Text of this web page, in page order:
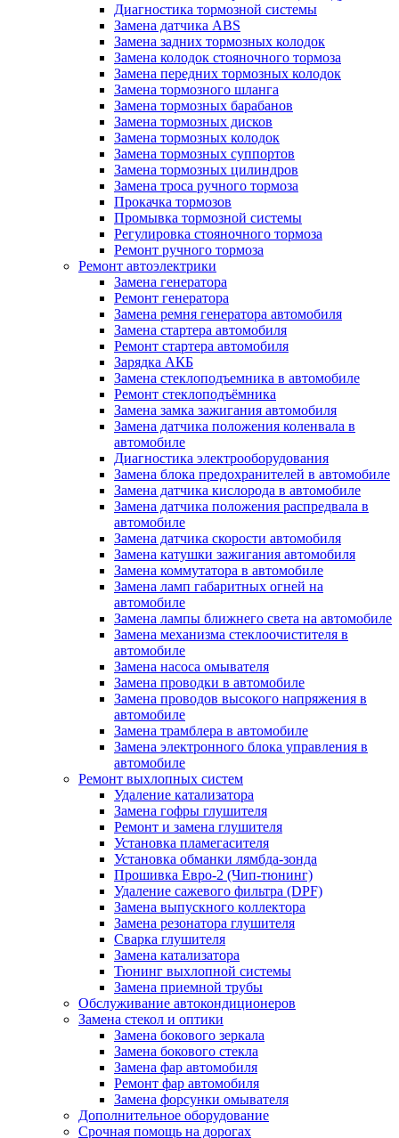
Диагностика тормозной системы
Замена датчика ABS
Замена задних тормозных колодок
Замена колодок стояночного тормоза
Замена передних тормозных колодок
Замена тормозного шланга
Замена тормозных барабанов
Замена тормозных дисков
Замена тормозных колодок
Замена тормозных суппортов
Замена тормозных цилиндров
Замена троса ручного тормоза
Прокачка тормозов
Промывка тормозной системы
Регулировка стояночного тормоза
Ремонт ручного тормоза
Ремонт автоэлектрики
Замена генератора
Ремонт генератора
Замена ремня генератора автомобиля
Замена стартера автомобиля
Ремонт стартера автомобиля
Зарядка АКБ
Замена стеклоподъемника в автомобиле
Ремонт стеклоподъёмника
Замена замка зажигания автомобиля
Замена датчика положения коленвала в
автомобиле
Диагностика электрооборудования
Замена блока предохранителей в автомобиле
Замена датчика кислорода в автомобиле
Замена датчика положения распредвала в
автомобиле
Замена датчика скорости автомобиля
Замена катушки зажигания автомобиля
Замена коммутатора в автомобиле
Замена ламп габаритных огней на
автомобиле
Замена лампы ближнего света на автомобиле
Замена механизма стеклоочистителя в
автомобиле
Замена насоса омывателя
Замена проводки в автомобиле
Замена проводов высокого напряжения в
автомобиле
Замена трамблера в автомобиле
Замена электронного блока управления в
автомобиле
Ремонт выхлопных систем
Удаление катализатора
Замена гофры глушителя
Ремонт и замена глушителя
Установка пламегасителя
Установка обманки лямбда-зонда
Прошивка Евро-2 (Чип-тюнинг)
Удаление сажевого фильтра (DPF)
Замена выпускного коллектора
Замена резонатора глушителя
Сварка глушителя
Замена катализатора
Тюнинг выхлопной системы
Замена приемной трубы
Обслуживание автокондиционеров
Замена стекол и оптики
Замена бокового зеркала
Замена бокового стекла
Замена фар автомобиля
Ремонт фар автомобиля
Замена форсунки омывателя
Дополнительное оборудование
Срочная помощь на дорогах